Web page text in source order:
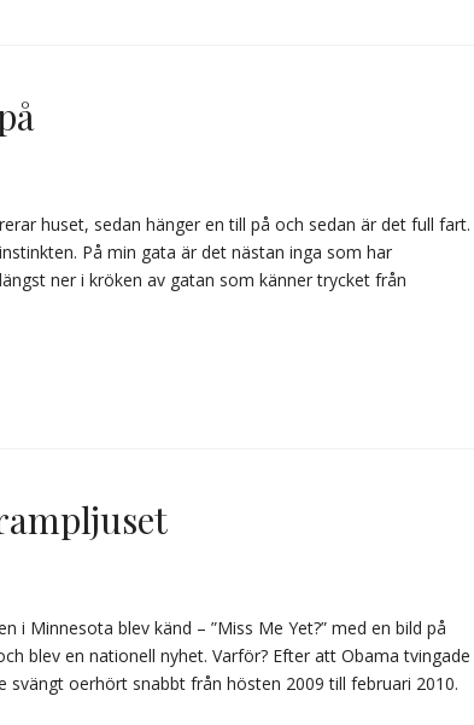
huset, sedan hänger en till på och sedan är det full fart.
På min gata är det nästan inga som har
ner i kröken av gatan som känner trycket från
i Minnesota blev känd – ”Miss Me Yet?” med en bild på
blev en nationell nyhet. Varför? Efter att Obama tvingade
oerhört snabbt från hösten 2009 till februari 2010.